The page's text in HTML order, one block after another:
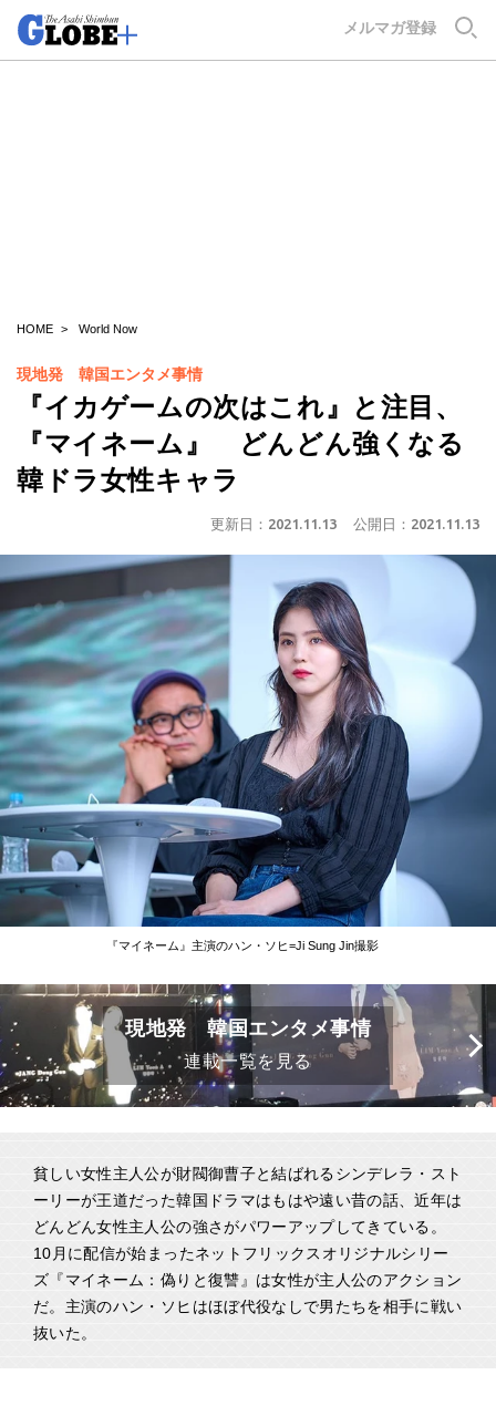
メルマガ登録
HOME World Now
現地発 韓国エンタメ事情
『イカゲームの次はこれ』と注目、
『マイネーム』 どんどん強くなる
韓ドラ女性キャラ
更新日： 2021.11.13 公開日： 2021.11.13
『マイネーム』主演のハン・ソヒ=Ji Sung Jin撮影
現地発 韓国エンタメ事情
連載一覧を見る
貧しい女性主人公が財閥御曹子と結ばれるシンデレラ・スト
ーリーが王道だった韓国ドラマはもはや遠い昔の話、近年は
どんどん女性主人公の強さがパワーアップしてきている。
10月に配信が始まったネットフリックスオリジナルシリー
ズ『マイネーム：偽りと復讐』は女性が主人公のアクション
だ。主演のハン・ソヒはほぼ代役なしで男たちを相手に戦い
抜いた。